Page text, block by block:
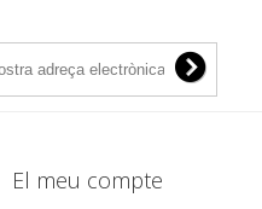
El meu compte